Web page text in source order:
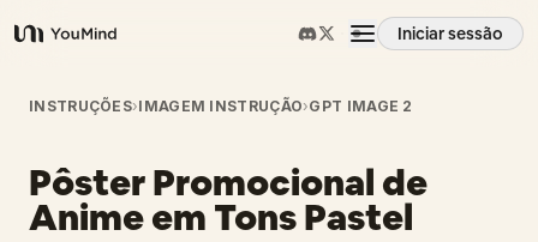
YouMind
Iniciar sessão
Visão geral
Casos de uso
INSTRUÇÕES›IMAGEM INSTRUÇÃO›GPT IMAGE 2
Pôster Promocional de
Anime em Tons Pastel